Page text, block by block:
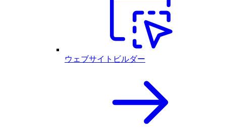
ウェブサイトビルダー